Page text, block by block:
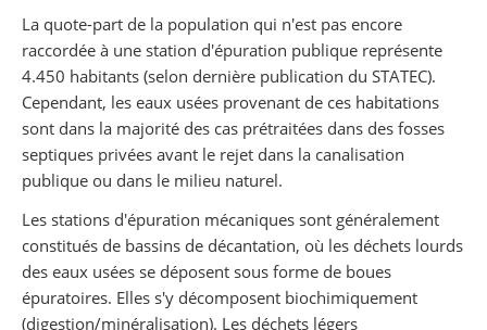
La quote-part de la population qui n'est pas encore
raccordée à une station d'épuration publique représente
4.450 habitants (selon dernière publication du STATEC).
Cependant, les eaux usées provenant de ces habitations
sont dans la majorité des cas prétraitées dans des fosses
septiques privées avant le rejet dans la canalisation
publique ou dans le milieu naturel.
Les stations d'épuration mécaniques sont généralement
constitués de bassins de décantation, où les déchets lourds
des eaux usées se déposent sous forme de boues
épuratoires. Elles s'y décomposent biochimiquement
(digestion/minéralisation). Les déchets légers